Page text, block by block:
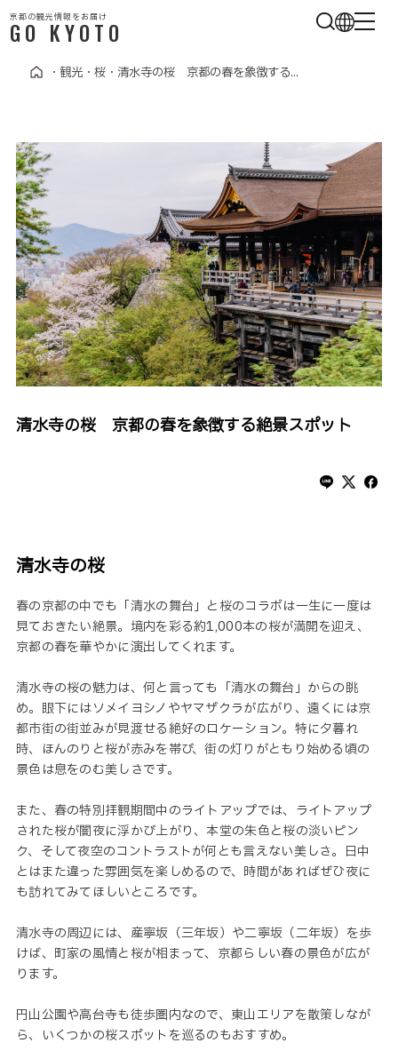
・ 観光 ・ 桜 ・ 清水寺の桜 京都の春を象徴する...
清水寺の桜 京都の春を象徴する絶景スポット
清水寺の桜
春の京都の中でも「清水の舞台」と桜のコラボは一生に一度は
見ておきたい絶景。境内を彩る約1,000本の桜が満開を迎え、
京都の春を華やかに演出してくれます。
清水寺の桜の魅力は、何と言っても「清水の舞台」からの眺
め。眼下にはソメイヨシノやヤマザクラが広がり、遠くには京
都市街の街並みが見渡せる絶好のロケーション。特に夕暮れ
時、ほんのりと桜が赤みを帯び、街の灯りがともり始める頃の
景色は息をのむ美しさです。
また、春の特別拝観期間中のライトアップでは、ライトアップ
された桜が闇夜に浮かび上がり、本堂の朱色と桜の淡いピン
ク、そして夜空のコントラストが何とも言えない美しさ。日中
とはまた違った雰囲気を楽しめるので、時間があればぜひ夜に
も訪れてみてほしいところです。
清水寺の周辺には、産寧坂（三年坂）や二寧坂（二年坂）を歩
けば、町家の風情と桜が相まって、京都らしい春の景色が広が
ります。
円山公園や高台寺も徒歩圏内なので、東山エリアを散策しなが
ら、いくつかの桜スポットを巡るのもおすすめ。
京都の観光情報をお届け
GO KYOTO